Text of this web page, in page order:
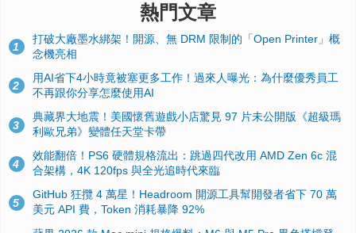
熱門文章
1
打破大廠墨水綁架！開源、無 DRM 限制的「Open Printer」概
念機亮相
2
用AI省下4小時竟被塞更多工作！過來人曝光：為什麼優秀員工
不再跟你分享怎麼使用AI
3
典藏界大地震！美國懷舊遊戲小店驚見 97 片未公開版《超級瑪
利歐兄弟》變體任天堂卡帶
4
效能翻倍！PS6 硬體規格流出：跳過四代改用 AMD Zen 6c 混
合架構，4K 120fps 與全光追時代來臨
5
GitHub 狂攬 4 萬星！Headroom 開源工具幫開發者省下 70 萬
美元 API 費，Token 消耗暴降 92%